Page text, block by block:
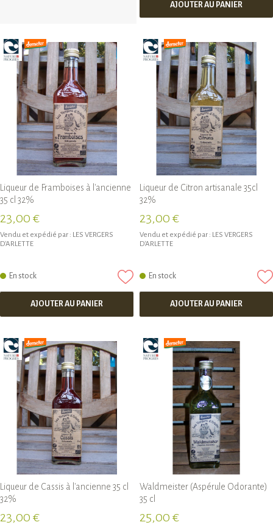
AJOUTER AU PANIER
Liqueur de Framboises à l'ancienne
35 cl 32%
23,00 €
Vendu et expédié par : LES VERGERS
D'ARLETTE
En stock
AJOUTER AU PANIER
Liqueur de Citron artisanale 35cl
32%
23,00 €
Vendu et expédié par : LES VERGERS
D'ARLETTE
En stock
AJOUTER AU PANIER
Liqueur de Cassis à l'ancienne 35 cl
32%
23,00 €
Waldmeister (Aspérule Odorante)
35 cl
25,00 €